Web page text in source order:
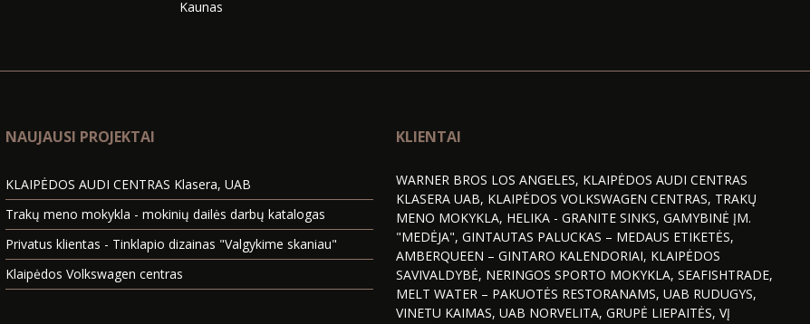
Kaunas
NAUJAUSI PROJEKTAI
KLAIPĖDOS AUDI CENTRAS Klasera, UAB
Trakų meno mokykla - mokinių dailės darbų katalogas
Privatus klientas - Tinklapio dizainas "Valgykime skaniau"
Klaipėdos Volkswagen centras
KLIENTAI
WARNER BROS LOS ANGELES, KLAIPĖDOS AUDI CENTRAS
KLASERA UAB, KLAIPĖDOS VOLKSWAGEN CENTRAS, TRAKŲ
MENO MOKYKLA, HELIKA - GRANITE SINKS, GAMYBINĖ ĮM.
"MEDĖJA", GINTAUTAS PALUCKAS – MEDAUS ETIKETĖS,
AMBERQUEEN – GINTARO KALENDORIAI, KLAIPĖDOS
SAVIVALDYBĖ, NERINGOS SPORTO MOKYKLA, SEAFISHTRADE,
MELT WATER – PAKUOTĖS RESTORANAMS, UAB RUDUGYS,
VINETU KAIMAS, UAB NORVELITA, GRUPĖ LIEPAITĖS, VĮ